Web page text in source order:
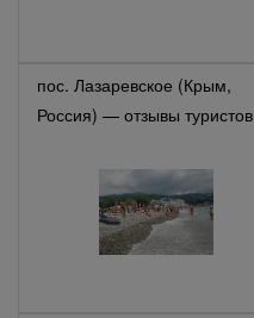
пос. Лазаревское (Крым,
Россия) — отзывы туристов